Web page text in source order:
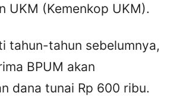
UKM (Kemenkop UKM).
tahun-tahun sebelumnya,
BPUM akan
dana tunai Rp 600 ribu.